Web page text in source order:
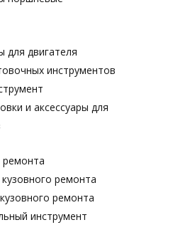
для двигателя
инструментов
и аксессуары для
ремонта
ремонта
ремонта
инструмент